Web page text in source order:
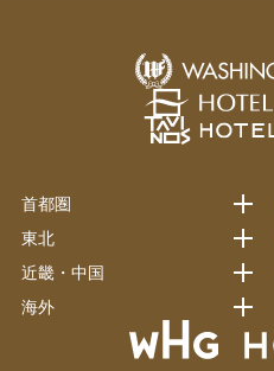
首都圏
東北
近畿・中国
海外